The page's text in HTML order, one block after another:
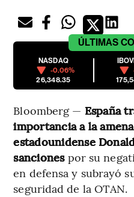
ÚLTIMAS
NASDAQ
-0.06%
26,348.35
Bloomberg — España
importancia a la
estadounidense
sancionespor su
en defensa y subrayó
seguridad de la OTAN.